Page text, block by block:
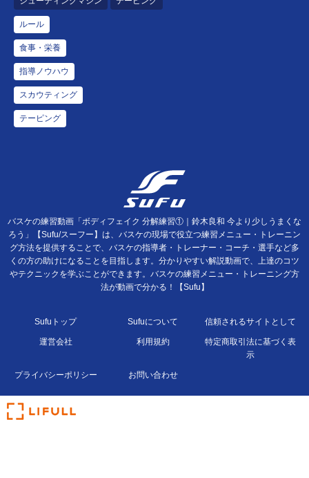
ルール
食事・栄養
指導ノウハウ
スカウティング
テーピング
バスケの練習動画「ボディフェイク 分解練習①｜鈴木良和 今より少しうまくな
ろう」【Sufu/スーフー】は、バスケの現場で役立つ練習メニュー・トレーニン
グ方法を提供することで、バスケの指導者・トレーナー・コーチ・選手など多
くの方の助けになることを目指します。分かりやすい解説動画で、上達のコツ
やテクニックを学ぶことができます。バスケの練習メニュー・トレーニング方
法が動画で分かる！【Sufu】
Sufuトップ Sufuについて 信頼されるサイトとして
運営会社 利用規約
特定商取引法に基づく表
示
プライバシーポリシー お問い合わせ